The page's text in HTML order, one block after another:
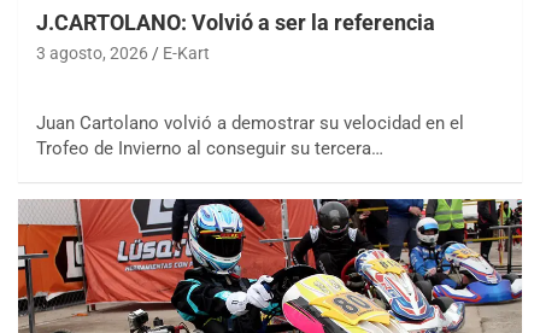
J.CARTOLANO: Volvió a ser la referencia
3 agosto, 2026 E-Kart
Juan Cartolano volvió a demostrar su velocidad en el
Trofeo de Invierno al conseguir su tercera…